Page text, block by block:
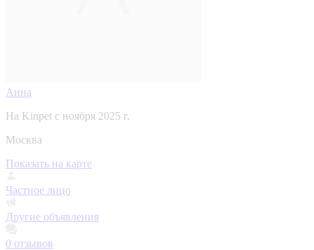
Анна
На Kinpet c ноября 2025 г.
Москва
Показать на карте
Частное лицо
Другие объявления
0 отзывов